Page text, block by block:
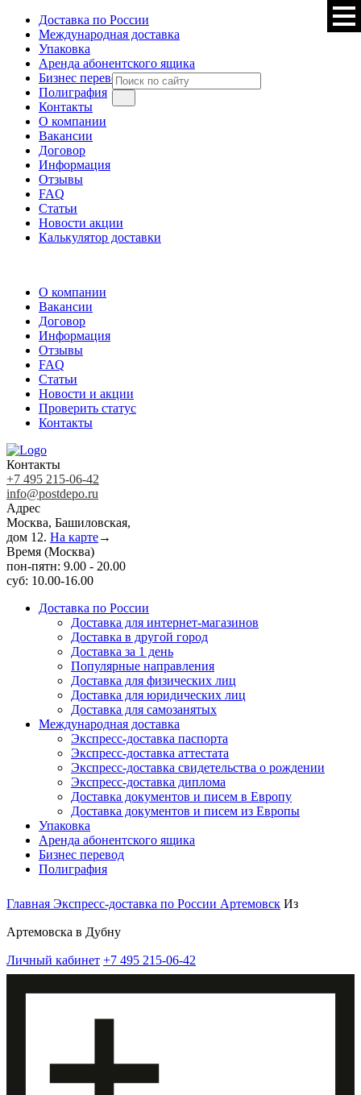
Доставка по России
Международная доставка
Упаковка
Аренда абонентского ящика
Бизнес перевод
Полиграфия
Контакты
О компании
Вакансии
Договор
Информация
Отзывы
FAQ
Статьи
Новости акции
Калькулятор доставки
О компании
Вакансии
Договор
Информация
Отзывы
FAQ
Статьи
Новости и акции
Проверить статус
Контакты
Контакты
+7 495 215-06-42
info@postdepo.ru
Адрес
Москва, Башиловская,
дом 12. На карте→
Время (Москва)
пон-пятн: 9.00 - 20.00
суб: 10.00-16.00
Доставка по России
Доставка для интернет-магазинов
Доставка в другой город
Доставка за 1 день
Популярные направления
Доставка для физических лиц
Доставка для юридических лиц
Доставка для самозанятых
Международная доставка
Экспресс-доставка паспорта
Экспресс-доставка аттестата
Экспресс-доставка свидетельства о рождении
Экспресс-доставка диплома
Доставка документов и писем в Европу
Доставка документов и писем из Европы
Упаковка
Аренда абонентского ящика
Бизнес перевод
Полиграфия
Главная Экспресс-доставка по России Артемовск Из
Артемовска в Дубну
Личный кабинет +7 495 215-06-42